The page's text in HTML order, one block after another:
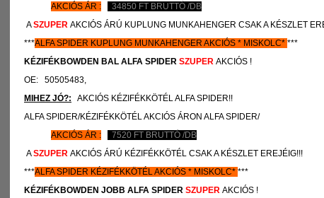
AKCIÓS ÁR :
34850 FT BRUTTÓ /DB
ASZUPER AKCIÓS ÁRÚ KUPLUNG MUNKAHENGER CSAK A KÉSZLET
***ALFA SPIDER KUPLUNG MUNKAHENGER AKCIÓS * MISKOLC* ***
KÉZIFÉKBOWDEN BAL ALFA SPIDER SZUPER AKCIÓS !
OE: 50505483,
MIHEZ JÓ?: AKCIÓS KÉZIFÉKKÖTÉL ALFA SPIDER!!
ALFA SPIDER/KÉZIFÉKKÖTÉL AKCIÓS ÁRON ALFA SPIDER/
AKCIÓS ÁR :
7520 FT BRUTTÓ /DB
ASZUPER AKCIÓS ÁRÚ KÉZIFÉKKÖTÉL CSAK A KÉSZLET EREJÉIG!!!
***ALFA SPIDER KÉZIFÉKKÖTÉLAKCIÓS * MISKOLC* ***
KÉZIFÉKBOWDEN JOBB ALFA SPIDER SZUPER AKCIÓS !